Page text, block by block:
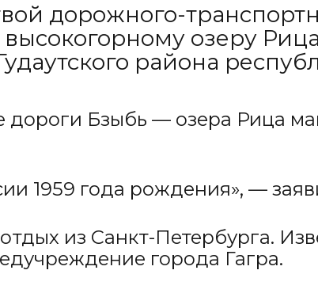
дорожного-
озеру
района
дороги Бзыбь — озера Рица
1959 года рождения», —
из Санкт-Петербурга.
города Гагра.